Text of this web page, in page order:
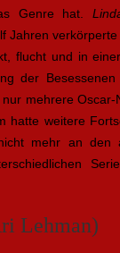
Genre hat.
Jahren
flucht und in
der
mehrere
hatte weitere
mehr an den
Lehman)